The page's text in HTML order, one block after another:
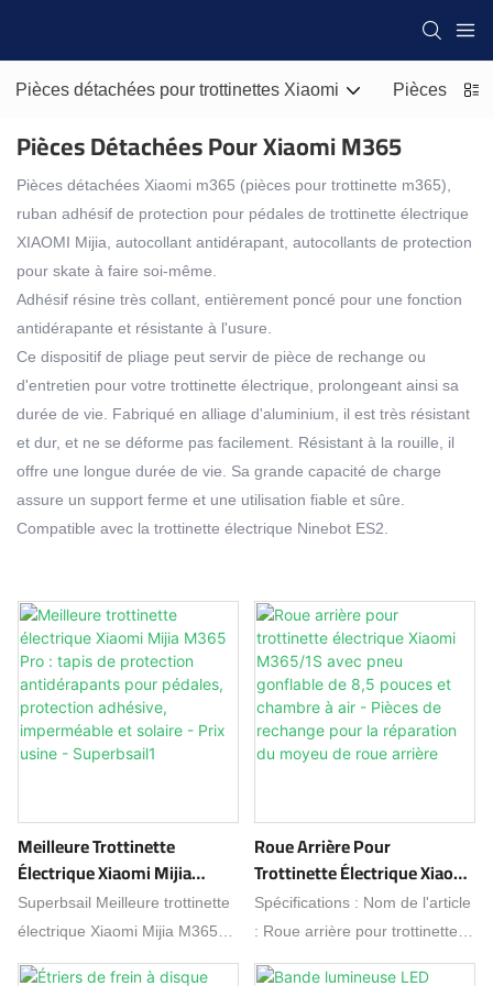
Pièces détachées pour trottinettes Xiaomi Pièces
Pièces Détachées Pour Xiaomi M365
Pièces détachées Xiaomi m365 (pièces pour trottinette m365),
ruban adhésif de protection pour pédales de trottinette électrique
XIAOMI Mijia, autocollant antidérapant, autocollants de protection
pour skate à faire soi-même.
Adhésif résine très collant, entièrement poncé pour une fonction
antidérapante et résistante à l'usure.
Ce dispositif de pliage peut servir de pièce de rechange ou
d'entretien pour votre trottinette électrique, prolongeant ainsi sa
durée de vie. Fabriqué en alliage d'aluminium, il est très résistant
et dur, et ne se déforme pas facilement. Résistant à la rouille, il
offre une longue durée de vie. Sa grande capacité de charge
assure un support ferme et une utilisation fiable et sûre.
Compatible avec la trottinette électrique Ninebot ES2.
Meilleure Trottinette
Électrique Xiaomi Mijia
M365 Pro : Tapis De
Protection Antidérapants
Adhésive, Imperméable Et
Superbsail Meilleure trottinette
électrique Xiaomi Mijia M365
pro Patins de pédale
Roue Arrière Pour
Trottinette Électrique Xiaomi
M365/1S Avec Pneu
Gonflable De 8,5 Pouces Et
Rechange Pour La
Spécifications : Nom de l'article
: Roue arrière pour trottinette
électrique Xiaomi M365/1S